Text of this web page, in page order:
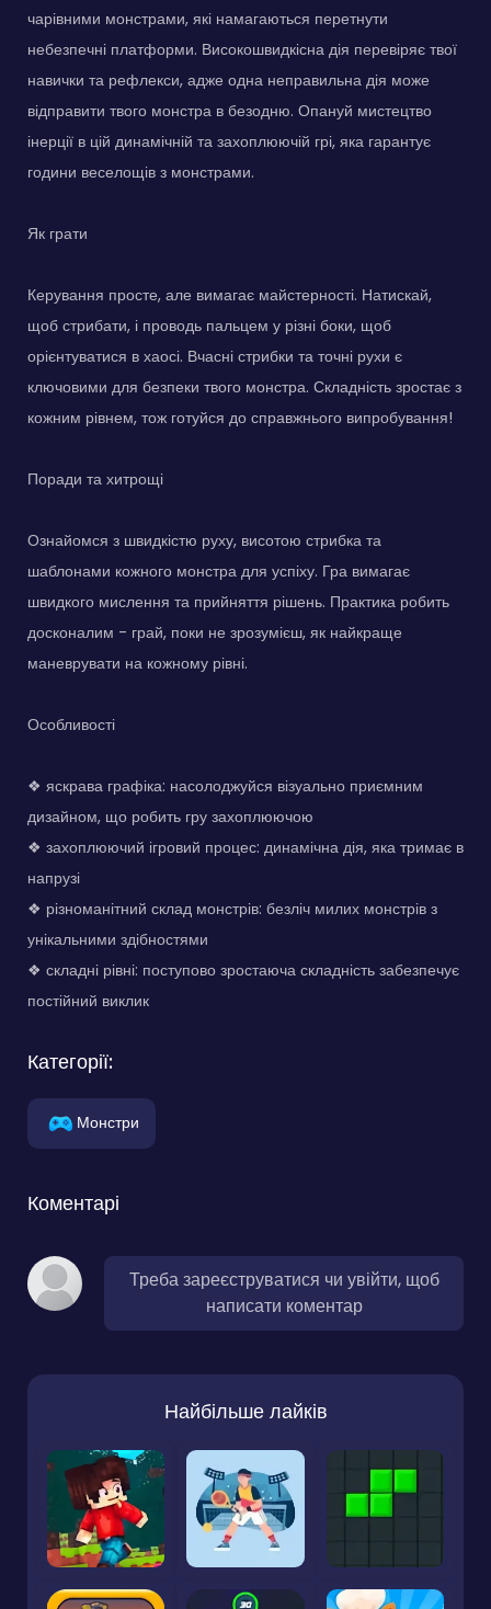
чарівними монстрами, які намагаються перетнути
небезпечні платформи. Високошвидкісна дія перевіряє твої
навички та рефлекси, адже одна неправильна дія може
відправити твого монстра в безодню. Опануй мистецтво
інерції в цій динамічній та захоплюючій грі, яка гарантує
години веселощів з монстрами.
Як грати
Керування просте, але вимагає майстерності. Натискай,
щоб стрибати, і проводь пальцем у різні боки, щоб
орієнтуватися в хаосі. Вчасні стрибки та точні рухи є
ключовими для безпеки твого монстра. Складність зростає з
кожним рівнем, тож готуйся до справжнього випробування!
Поради та хитрощі
Ознайомся з швидкістю руху, висотою стрибка та
шаблонами кожного монстра для успіху. Гра вимагає
швидкого мислення та прийняття рішень. Практика робить
досконалим - грай, поки не зрозумієш, як найкраще
маневрувати на кожному рівні.
Особливості
❖ яскрава графіка: насолоджуйся візуально приємним
дизайном, що робить гру захоплюючою
❖ захоплюючий ігровий процес: динамічна дія, яка тримає в
напрузі
❖ різноманітний склад монстрів: безліч милих монстрів з
унікальними здібностями
❖ складні рівні: поступово зростаюча складність забезпечує
постійний виклик
Категорії:
Монстри
Коментарі
Треба зареєструватися чи увійти, щоб
написати коментар
Найбільше лайків